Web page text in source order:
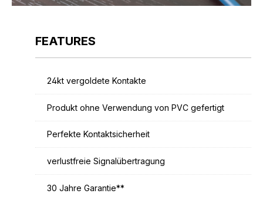
FEATURES
24kt vergoldete Kontakte
Produkt ohne Verwendung von PVC gefertigt
Perfekte Kontaktsicherheit
verlustfreie Signalübertragung
30 Jahre Garantie**